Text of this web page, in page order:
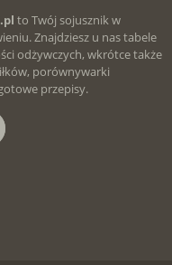
to Twój sojusznik w
Znajdziesz u nas tabele
odżywczych, wkrótce także
porównywarki
przepisy.